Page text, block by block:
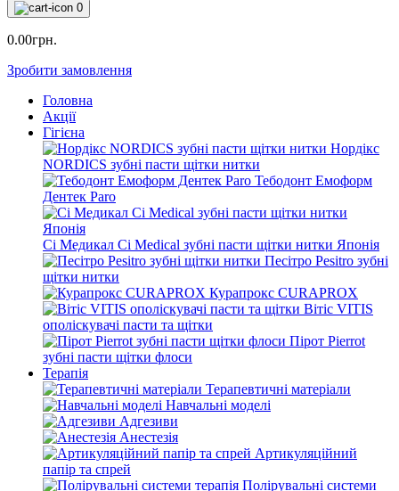
0
0.00грн.
Зробити замовлення
Головна
Акції
Гігієна
Нордікс
NORDICS зубні пасти щітки нитки
Тебодонт Емоформ
Дентек Paro
Сі Медикал Ci Medical зубні пасти щітки нитки Японія
Песітро Pesitro зубні
щітки нитки
Курапрокс CURAPROX
Вітіс VITIS
ополіскувачі пасти та щітки
Пірот Pierrot
зубні пасти щітки флоси
Терапія
Терапевтичні матеріали
Навчальні моделі
Адгезиви
Анестезія
Артикуляційний
папір та спрей
Полірувальні системи